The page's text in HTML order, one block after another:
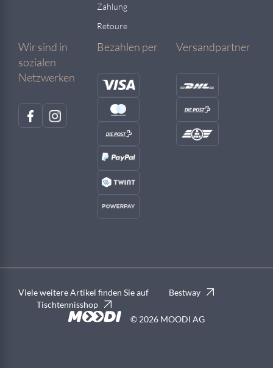
Zahlung
Retoure
Wir sind in
sozialen
Netzwerken
Bezahlen per Versandpartner
© 2026 MOODI AG
Viele weitere Artikel finden Sie auf
Bestway
Tischtennisshop